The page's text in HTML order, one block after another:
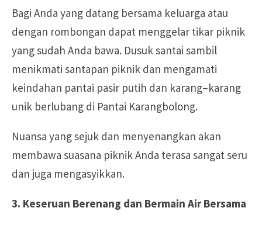
Bagi Anda yang datang bersama keluarga atau
dengan rombongan dapat menggelar tikar piknik
yang sudah Anda bawa. Dusuk santai sambil
menikmati santapan piknik dan mengamati
keindahan pantai pasir putih dan karang–karang
unik berlubang di Pantai Karangbolong.
Nuansa yang sejuk dan menyenangkan akan
membawa suasana piknik Anda terasa sangat seru
dan juga mengasyikkan.
3. Keseruan Berenang dan Bermain Air Bersama